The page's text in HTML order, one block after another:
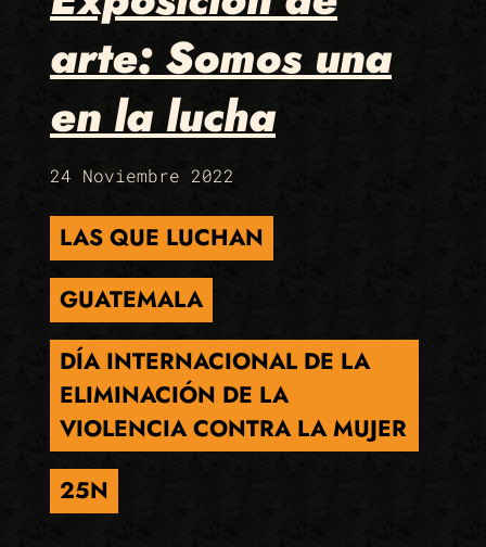
arte: Somos una
en la lucha
24 Noviembre 2022
LAS QUE LUCHAN
GUATEMALA
DÍA INTERNACIONAL DE LA
ELIMINACIÓN DE LA
VIOLENCIA CONTRA LA MUJER
25N